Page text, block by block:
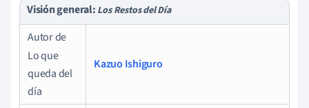
Visión general: Los Restos del Día
Autor de
Lo que
queda del
día
Kazuo Ishiguro